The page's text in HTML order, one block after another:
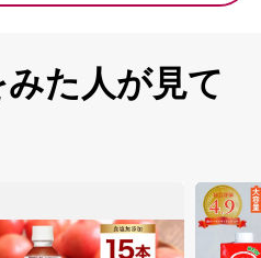
もちろん、アロマキャンド
こだわりの革製品など個性
取り揃えています。ぜひ、
町の魅力を存分に感じてい
た人が見て